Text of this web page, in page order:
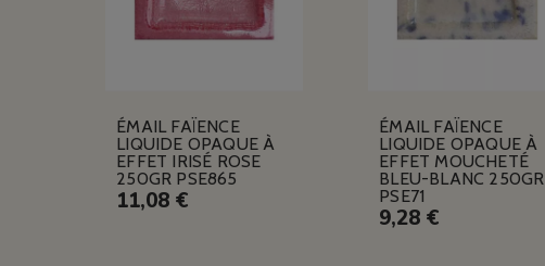
ÉMAIL FAÏENCE
LIQUIDE OPAQUE À
EFFET IRISÉ ROSE
250GR PSE865
11,08 €
ÉMAIL FAÏENCE
LIQUIDE OPAQUE À
EFFET MOUCHETÉ
BLEU-BLANC 250GR
PSE71
9,28 €